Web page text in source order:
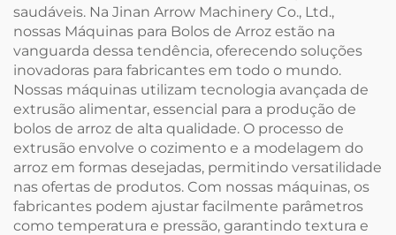
saudáveis. Na Jinan Arrow Machinery Co., Ltd.,
nossas Máquinas para Bolos de Arroz estão na
vanguarda dessa tendência, oferecendo soluções
inovadoras para fabricantes em todo o mundo.
Nossas máquinas utilizam tecnologia avançada de
extrusão alimentar, essencial para a produção de
bolos de arroz de alta qualidade. O processo de
extrusão envolve o cozimento e a modelagem do
arroz em formas desejadas, permitindo versatilidade
nas ofertas de produtos. Com nossas máquinas, os
fabricantes podem ajustar facilmente parâmetros
como temperatura e pressão, garantindo textura e